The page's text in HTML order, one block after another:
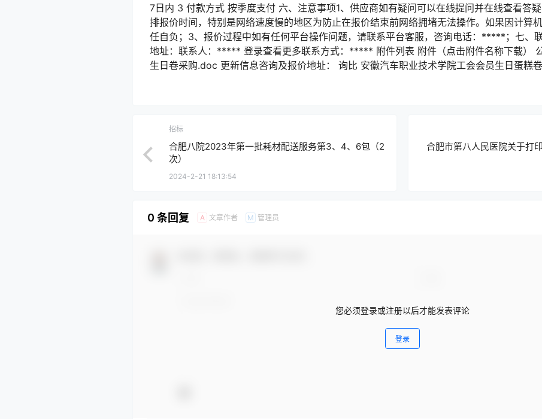
7日内 3 付款方式 按季度支付 六、注意事项1、供应商如有疑问可以在线提问并在线查看答
排报价时间，特别是网络速度慢的地区为防止在报价结束前网络拥堵无法操作。如果因计算
任自负；3、报价过程中如有任何平台操作问题，请联系平台客服，咨询电话：*****；七、
地址：联系人：***** 登录查看更多联系方式：***** 附件列表 附件（点击附件名称下载）
生日卷采购.doc 更新信息咨询及报价地址： 询比 安徽汽车职业技术学院工会会员生日蛋糕
招标
合肥八院2023年第一批耗材配送服务第3、4、6包（2
次）
2024-2-21 18:13:54
合肥市第八人民医院关于打
0 条回复 A 文章作者 M 管理员
您必须登录或注册以后才能发表评论
登录